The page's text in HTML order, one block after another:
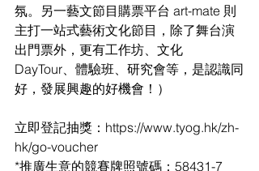
氛。另一藝文節目購票平台 art-mate 則
主打一站式藝術文化節目，除了舞台演
出門票外，更有工作坊、文化
DayTour、體驗班、研究會等，是認識同
好，發展興趣的好機會！）
立即登記抽獎： https://www.tyog.hk/zh-
hk/go-voucher
*推廣生意的競賽牌照號碼：58431-7